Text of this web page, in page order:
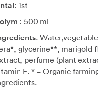
: 1st
: 500 ml
:
glycerine**, marigold
perfume (plant
E. * = Organic